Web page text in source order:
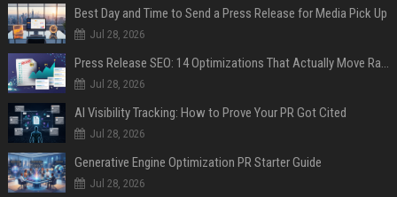
Best Day and Time to Send a Press Release for Media Pick Up
Jul 28, 2026
Press Release SEO: 14 Optimizations That Actually Move Rankings
Jul 28, 2026
AI Visibility Tracking: How to Prove Your PR Got Cited
Jul 28, 2026
Generative Engine Optimization PR Starter Guide
Jul 28, 2026